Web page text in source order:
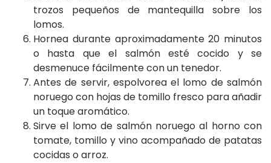
trozos pequeños de mantequilla sobre los
lomos.
Hornea durante aproximadamente 20 minutos
o hasta que el salmón esté cocido y se
desmenuce fácilmente con un tenedor.
Antes de servir, espolvorea el lomo de salmón
noruego con hojas de tomillo fresco para añadir
un toque aromático.
Sirve el lomo de salmón noruego al horno con
tomate, tomillo y vino acompañado de patatas
cocidas o arroz.